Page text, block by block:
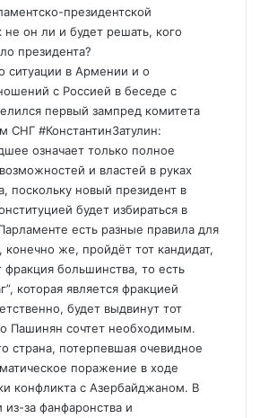
президентской
не он ли и будет решать, кого
президента?
в Армении и о
с Россией в беседе с
первый зампред комитета
СНГ #КонстантинЗатулин:
означает только полное
и властей в руках
поскольку новый президент в
будет избираться в
есть разные правила для
конечно же, пройдёт тот кандидат,
фракция большинства, то есть
которая является фракцией
будет выдвинут тот
Пашинян сочтет необходимым.
страна, потерпевшая очевидное
поражение в ходе
конфликта с Азербайджаном. В
за фанфаронства и